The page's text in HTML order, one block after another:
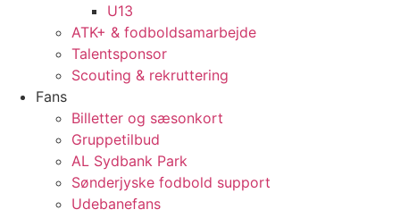
U13
ATK+ & fodboldsamarbejde
Talentsponsor
Scouting & rekruttering
Fans
Billetter og sæsonkort
Gruppetilbud
AL Sydbank Park
Sønderjyske fodbold support
Udebanefans